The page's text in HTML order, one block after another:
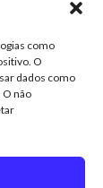
como
O
dados como
O não